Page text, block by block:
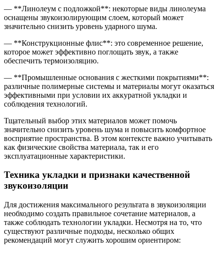
— **Линолеум с подложкой**: некоторые виды линолеума
оснащены звукоизолирующим слоем, который может
значительно снизить уровень ударного шума.
— **Конструкционные флис**: это современное решение,
которое может эффективно поглощать звук, а также
обеспечить термоизоляцию.
— **Промышленные основания с жесткими покрытиями**:
различные полимерные системы и материалы могут оказаться
эффективными при условии их аккуратной укладки и
соблюдения технологий.
Тщательный выбор этих материалов может помочь
значительно снизить уровень шума и повысить комфортное
восприятие пространства. В этом контексте важно учитывать
как физические свойства материала, так и его
эксплуатационные характеристики.
Техника укладки и признаки качественной
звукоизоляции
Для достижения максимального результата в звукоизоляции
необходимо создать правильное сочетание материалов, а
также соблюдать технологии укладки. Несмотря на то, что
существуют различные подходы, несколько общих
рекомендаций могут служить хорошим ориентиром: